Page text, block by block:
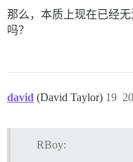
那么，本质上现在已经
吗？
david (David Taylor) 19
RBoy: